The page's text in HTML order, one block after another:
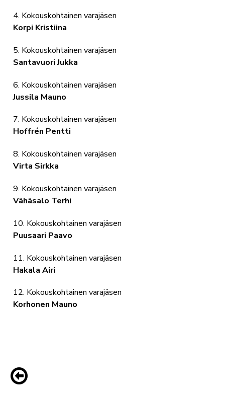
4. Kokouskohtainen varajäsen
Korpi Kristiina
5. Kokouskohtainen varajäsen
Santavuori Jukka
6. Kokouskohtainen varajäsen
Jussila Mauno
7. Kokouskohtainen varajäsen
Hoffrén Pentti
8. Kokouskohtainen varajäsen
Virta Sirkka
9. Kokouskohtainen varajäsen
Vähäsalo Terhi
10. Kokouskohtainen varajäsen
Puusaari Paavo
11. Kokouskohtainen varajäsen
Hakala Airi
12. Kokouskohtainen varajäsen
Korhonen Mauno